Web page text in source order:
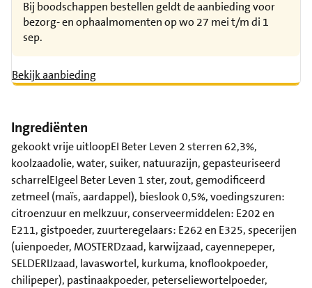
Bij boodschappen bestellen geldt de aanbieding voor
bezorg- en ophaalmomenten op wo 27 mei t/m di 1
sep.
Bekijk aanbieding
Ingrediënten
gekookt vrije uitloopEI Beter Leven 2 sterren 62,3%,
koolzaadolie, water, suiker, natuurazijn, gepasteuriseerd
scharrelEIgeel Beter Leven 1 ster, zout, gemodificeerd
zetmeel (maïs, aardappel), bieslook 0,5%, voedingszuren:
citroenzuur en melkzuur, conserveermiddelen: E202 en
E211, gistpoeder, zuurteregelaars: E262 en E325, specerijen
(uienpoeder, MOSTERDzaad, karwijzaad, cayennepeper,
SELDERIJzaad, lavaswortel, kurkuma, knoflookpoeder,
chilipeper), pastinaakpoeder, peterseliewortelpoeder,